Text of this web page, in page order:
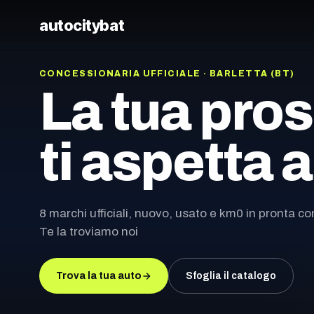
autocitybat
CONCESSIONARIA UFFICIALE · BARLETTA (BT)
La tua
ti aspetta
8 marchi ufficiali, nuovo, usato e km0 in pronta
Te la troviamo noi
Trova la tua auto Sfoglia il catalogo